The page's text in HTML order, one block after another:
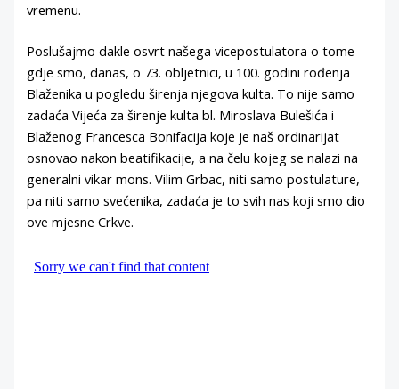
vremenu.
Poslušajmo dakle osvrt našega vicepostulatora o tome
gdje smo, danas, o 73. obljetnici, u 100. godini rođenja
Blaženika u pogledu širenja njegova kulta. To nije samo
zadaća Vijeća za širenje kulta bl. Miroslava Bulešića i
Blaženog Francesca Bonifacija koje je naš ordinarijat
osnovao nakon beatifikacije, a na čelu kojeg se nalazi na
generalni vikar mons. Vilim Grbac, niti samo postulature,
pa niti samo svećenika, zadaća je to svih nas koji smo dio
ove mjesne Crkve.